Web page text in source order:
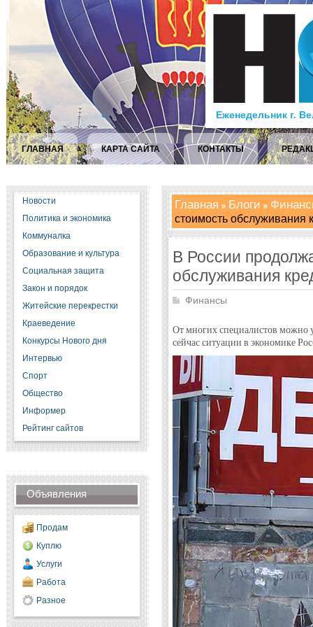
Еженедельник г.
ГЛАВНАЯ КАРТА САЙТА КОНТАКТЫ
Новости
Политика и экономика
Коммуналка
Образование и культура
Социальная защита
Закон и порядок
Житейские перекрестки
Краеведение
Конкурсы Нового дня
Интервью
Спорт
Общество
Информер
Рейтинг сайтов
Объявления
Продам
Куплю
Услуги
Работа
Разное
Главная Блоги
стоимость обслуживания
В России
обслуживания
Финансы
От многих специалистов можно
сейчас ситуации в экономике